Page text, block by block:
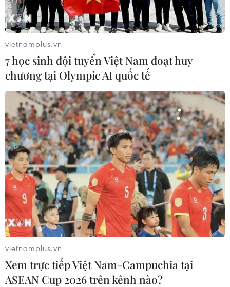
LHQ lên án các vụ không kích gây thương
vong cho dân thường ở Yemen
24/04/2018 04:26
Tổng Thư ký Liên hợp quốc Antonio Guterres đã lên án
mạnh mẽ vụ không kích vào một đám cưới ở Yemen,
khiến hàng chục người thiệt mạng, trong đó có nhiều trẻ
em.
vietnamplus.vn
7 học sinh đội tuyển Việt Nam đoạt huy
chương tại Olympic AI quốc tế
vietnamplus.vn
Xem trực tiếp Việt Nam-Campuchia tại
ASEAN Cup 2026 trên kênh nào?